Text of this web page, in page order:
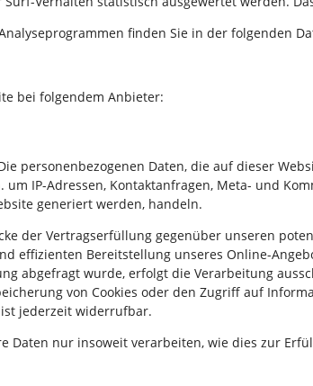
finden Sie in der folgenden
bei folgendem Anbieter:
personenbezogenen Daten, die auf dieser
um IP-Adressen, Kontaktanfragen, Meta- und
generiert werden, handeln.
der Vertragserfüllung gegenüber unseren
effizienten Bereitstellung unseres Online-
abgefragt wurde, erfolgt die Verarbeitung
von Cookies oder den Zugriff auf
ist jederzeit widerrufbar.
Daten nur insoweit verarbeiten, wie dies zur